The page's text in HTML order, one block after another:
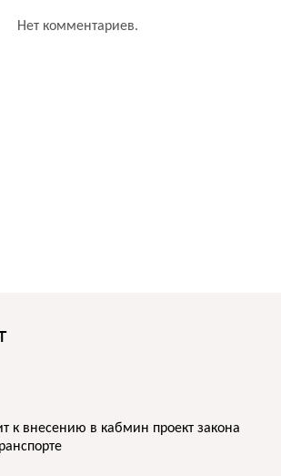
Нет комментариев.
к внесению в кабмин проект закона